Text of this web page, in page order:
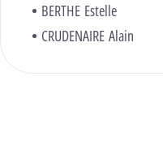
BERTHE Estelle
CRUDENAIRE Alain